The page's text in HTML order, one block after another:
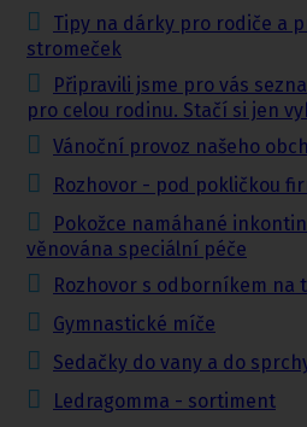
Tipy na dárky pro rodiče a
stromeček
Připravili jsme pro vás
pro celou rodinu. Stačí si jen
Vánoční provoz našeho
Rozhovor - pod pokličkou
Pokožce namáhané
věnována speciální péče
Rozhovor s odborníkem na
Gymnastické míče
Sedačky do vany a do
Ledragomma - sortiment